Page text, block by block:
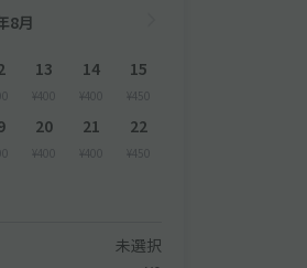
8月
13
¥400
14
¥400
15
¥450
20
¥400
21
¥400
22
¥450
未選択